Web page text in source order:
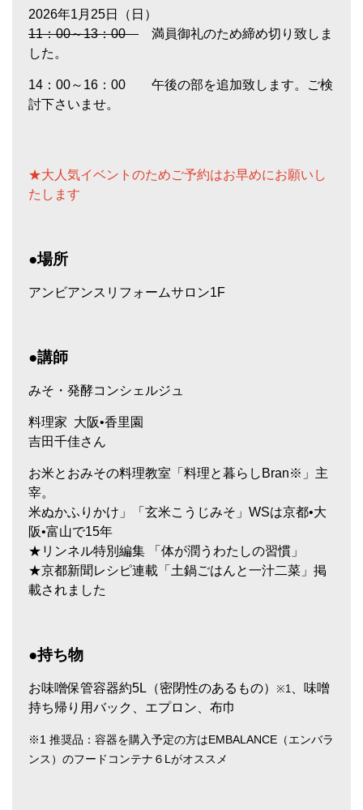
2026年1 月25日（日）
11：00～13：00 満員御礼のため締め切り致しま
した。
14：00～16：00 午後の部を追加致します。ご検
討下さいませ。
★大人気イベントのためご予約はお早めにお願いし
たします
●場所
アンビアンスリフォームサロン1F
●講師
みそ・発酵コンシェルジュ
料理家 大阪•香里園
吉田千佳さん
お米とおみその料理教室「料理と暮らしBran※」主
宰。
米ぬかふりかけ」「玄米こうじみそ」WSは京都•大
阪•富山で15年
★リンネル特別編集 「体が潤うわたしの習慣」
★京都新聞レシピ連載「土鍋ごはんと一汁二菜」掲
載されました
●持ち物
お味噌保管容器約5L （密閉性のあるもの） ※1
、味噌
持ち帰り用バック、エプロン、布巾
※1 推奨品：容器を購入予定の方はEMBALANCE（エンバラ
ンス）のフードコンテナ６Lがオススメ